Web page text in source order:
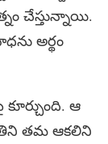
చేస్తున్నాయి.
అర్థం
ఆ
తిని త‌మ ఆక‌లిని